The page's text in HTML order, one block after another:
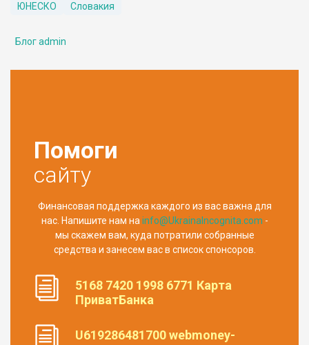
ЮНЕСКО Словакия
Блог admin
Помоги
сайту
Финансовая поддержка каждого из вас важна для
нас. Напишите нам наinfo@UkrainaIncognita.com -
мы скажем вам, куда потратили собранные
средства и занесем вас в список спонсоров.
5168 7420 1998 6771 Карта
ПриватБанка
U619286481700 webmoney-